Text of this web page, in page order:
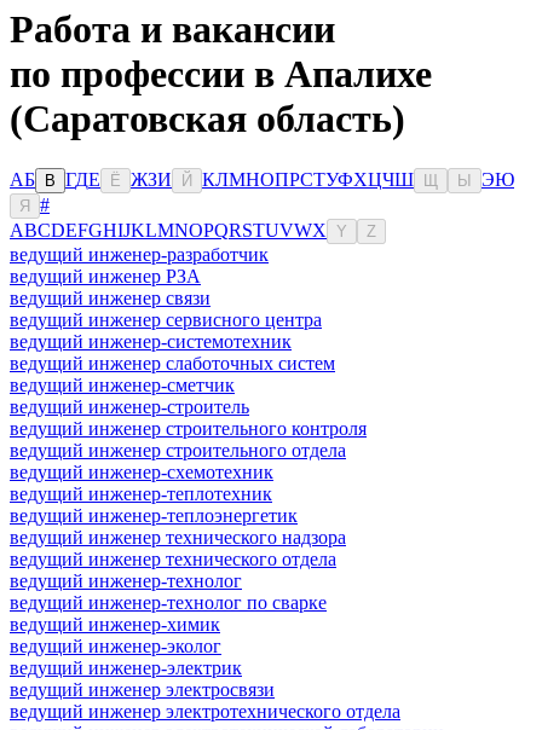
Работа и вакансии
по профессии в Апалихе
(Саратовская область)
АБ В ГДЕ Ё ЖЗИ Й КЛМНОПРСТУФХЦЧШ Ы ЭЮ
Я
#
ABCDEFGHIJKLMNOPQRSTUVWX Y Z
ведущий инженер-разработчик
ведущий инженер РЗА
ведущий инженер связи
ведущий инженер сервисного центра
ведущий инженер-системотехник
ведущий инженер слаботочных систем
ведущий инженер-сметчик
ведущий инженер-строитель
ведущий инженер строительного контроля
ведущий инженер строительного отдела
ведущий инженер-схемотехник
ведущий инженер-теплотехник
ведущий инженер-теплоэнергетик
ведущий инженер технического надзора
ведущий инженер технического отдела
ведущий инженер-технолог
ведущий инженер-технолог по сварке
ведущий инженер-химик
ведущий инженер-эколог
ведущий инженер-электрик
ведущий инженер электросвязи
ведущий инженер электротехнического отдела